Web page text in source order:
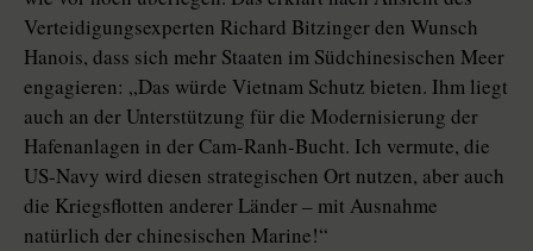
Verteidigungsexperten Richard Bitzinger den Wunsch
Hanois, dass sich mehr Staaten im Südchinesischen Meer
engagieren: „Das würde Vietnam Schutz bieten. Ihm liegt
auch an der Unterstützung für die Modernisierung der
Hafenanlagen in der Cam-Ranh-Bucht. Ich vermute, die
US-Navy wird diesen strategischen Ort nutzen, aber auch
die Kriegsflotten anderer Länder – mit Ausnahme
natürlich der chinesischen Marine!“